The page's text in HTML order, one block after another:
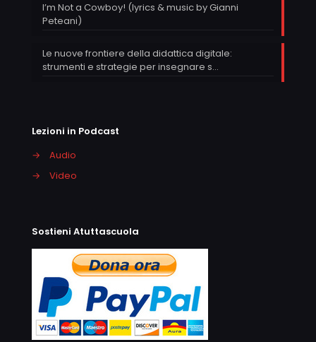
I’m Not a Cowboy! (lyrics & music by Gianni
Peteani)
Le nuove frontiere della didattica digitale:
strumenti e strategie per insegnare s…
Lezioni in Podcast
→
Audio
→
Video
Sostieni Atuttascuola